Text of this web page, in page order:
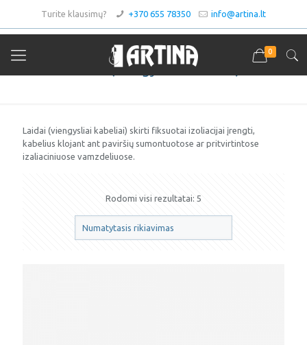
Turite klausimų? +370 655 78350 info@artina.lt
0
Laidai (viengysliai kabeliai)
Laidai (viengysliai kabeliai) skirti fiksuotai izoliacijai įrengti,
kabelius klojant ant paviršių sumontuotose ar pritvirtintose
izaliaciniuose vamzdeliuose.
Rodomi visi rezultatai: 5